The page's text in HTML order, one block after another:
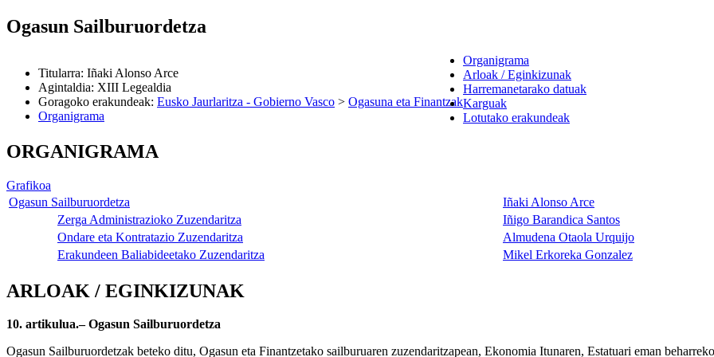
Ogasun Sailburuordetza
Titularra: Iñaki Alonso Arce
Agintaldia: XIII Legealdia
Goragoko erakundeak: Eusko Jaurlaritza - Gobierno Vasco > Ogasuna eta Finantzak
Organigrama
Organigrama
Arloak / Eginkizunak
Harremanetarako datuak
Karguak
Lotutako erakundeak
ORGANIGRAMA
Grafikoa
Ogasun Sailburuordetza
Iñaki Alonso Arce
Zerga Administrazioko Zuzendaritza
Iñigo Barandica Santos
Ondare eta Kontratazio Zuzendaritza
Almudena Otaola Urquijo
Erakundeen Baliabideetako Zuzendaritza
Mikel Erkoreka Gonzalez
ARLOAK / EGINKIZUNAK
10. artikulua.– Ogasun Sailburuordetza
Ogasun Sailburuordetzak beteko ditu, Ogasun eta Finantzetako sailburuaren zuzendaritzapean, Ekonomia Itunaren, Estatuari eman